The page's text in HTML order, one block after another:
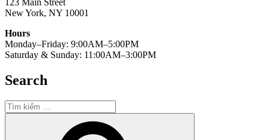
123 Main Street
New York, NY 10001
Hours
Monday–Friday: 9:00AM–5:00PM
Saturday & Sunday: 11:00AM–3:00PM
Search
Tìm
kiếm: